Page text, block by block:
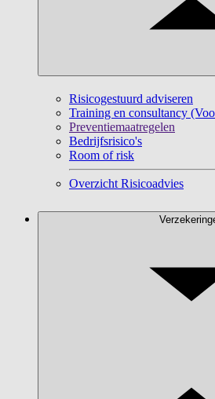
Risicogestuurd adviseren
Training en consultancy
Preventiemaatregelen
Bedrijfsrisico's
Room of risk
Overzicht Risicoadvies